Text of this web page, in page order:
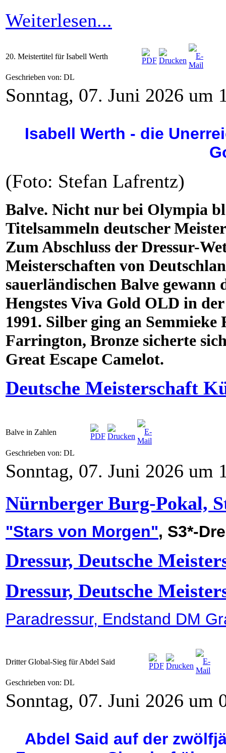
Weiterlesen...
20. Meistertitel für Isabell Werth
Geschrieben von: DL
Sonntag, 07. Juni 2026 um
Isabell Werth - die
(Foto: Stefan Lafrentz)
Balve. Nicht nur bei Olympia
Titelsammeln deutscher
Zum Abschluss der Dressur-
Meisterschaften von
sauerländischen Balve
Hengstes Viva Gold OLD in
1991. Silber ging an
Farrington, Bronze sicherte
Great Escape Camelot.
Deutsche Meisterschaft
Balve in Zahlen
Geschrieben von: DL
Sonntag, 07. Juni 2026 um
Nürnberger Burg-Pokal,
"Stars von Morgen", S3*-
Dressur, Deutsche
Dressur, Deutsche
Paradressur, Endstand DM
Dritter Global-Sieg für Abdel Said
Geschrieben von: DL
Sonntag, 07. Juni 2026 um
Abdel Said auf der